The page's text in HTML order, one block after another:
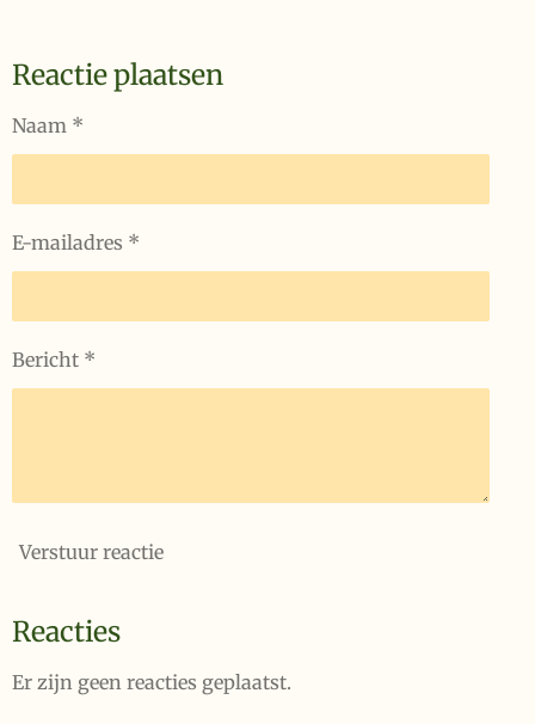
Reactie plaatsen
Naam *
E-mailadres *
Bericht *
Verstuur reactie
Reacties
Er zijn geen reacties geplaatst.